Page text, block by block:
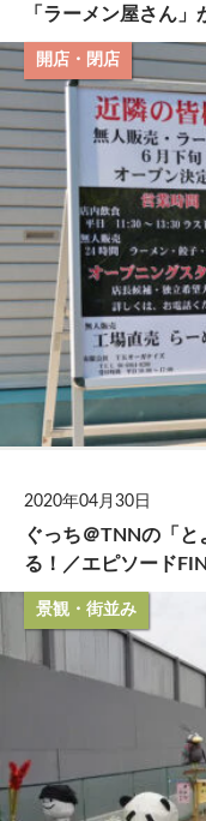
「ラーメン屋さん
開店・閉店
2020年04月30日
ぐっち＠TNNの「
る！／エピソード
景観・街並み